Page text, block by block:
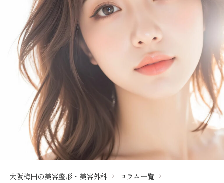
大阪梅田の美容整形・美容外科 コラム一覧